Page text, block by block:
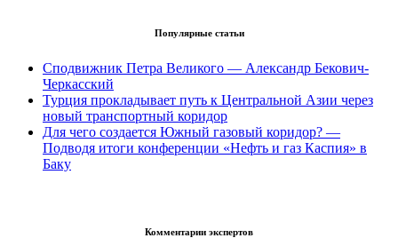
Популярные статьи
Сподвижник Петра Великого — Александр Бекович-
Черкасский
Турция прокладывает путь к Центральной Азии через
новый транспортный коридор
Для чего создается Южный газовый коридор? —
Подводя итоги конференции «Нефть и газ Каспия» в
Баку
Комментарии экспертов